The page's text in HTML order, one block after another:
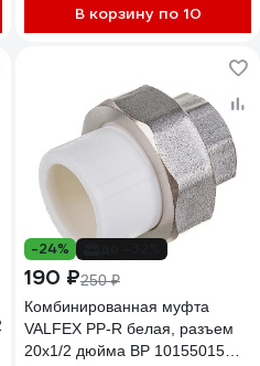
В корзину по 10
-24%
190 ₽250 ₽
Комбинированная муфта
VALFEX PP-R белая, разъем
20х1/2 дюйма ВР 10155015